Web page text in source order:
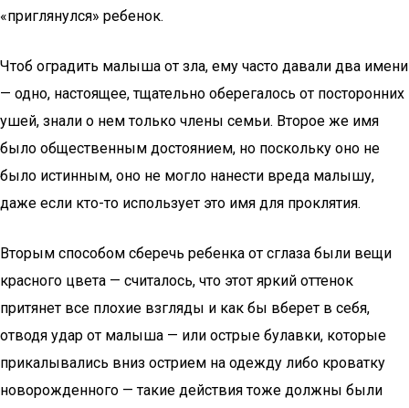
«приглянулся» ребенок.
Чтоб оградить малыша от зла, ему часто давали два имени
— одно, настоящее, тщательно оберегалось от посторонних
ушей, знали о нем только члены семьи. Второе же имя
было общественным достоянием, но поскольку оно не
было истинным, оно не могло нанести вреда малышу,
даже если кто-то использует это имя для проклятия.
Вторым способом сберечь ребенка от сглаза были вещи
красного цвета — считалось, что этот яркий оттенок
притянет все плохие взгляды и как бы вберет в себя,
отводя удар от малыша — или острые булавки, которые
прикалывались вниз острием на одежду либо кроватку
новорожденного — такие действия тоже должны были